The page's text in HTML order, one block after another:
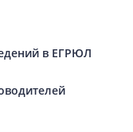
в ЕГРЮЛ